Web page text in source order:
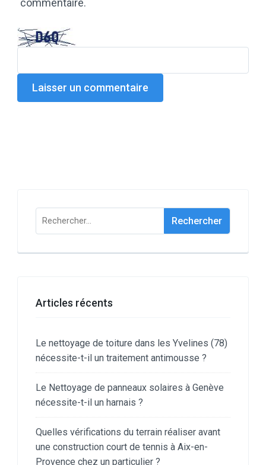
commentaire.
Rechercher :
Articles récents
Le nettoyage de toiture dans les Yvelines (78)
nécessite-t-il un traitement antimousse ?
Le Nettoyage de panneaux solaires à Genève
nécessite-t-il un harnais ?
Quelles vérifications du terrain réaliser avant
une construction court de tennis à Aix-en-
Provence chez un particulier ?